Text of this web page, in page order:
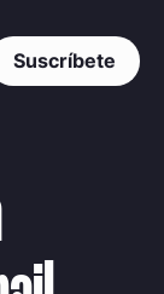
Suscríbete